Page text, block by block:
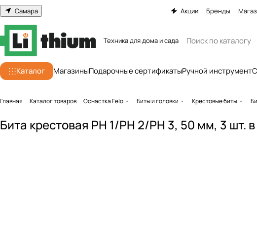
Самара Акции Бренды
Техника для дома и сада
Каталог МагазиныПодарочные сертификатыРучной инструмент
Главная Каталог товаров Оснастка Felo Биты и головки Крестовые биты
Бита крестовая PH 1/PH 2/PH 3, 50 мм, 3 шт.